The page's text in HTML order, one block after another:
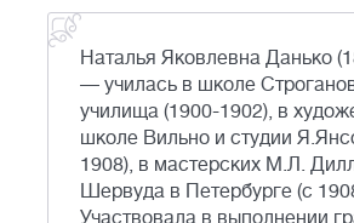
Наталья Яковлевна Данько
— училась в школе
училища (1900-1902), в
школе Вильно и студии
1908), в мастерских М.Л.
Шервуда в Петербурге (с
Участвовала в выполнении